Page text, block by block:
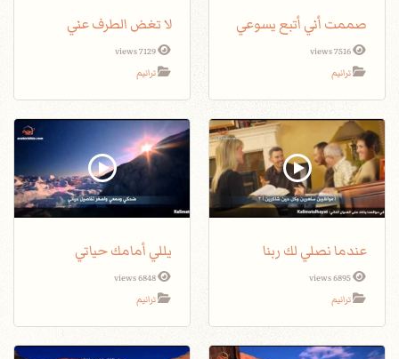
صممت أني أتبع يسوعي
7516 views
ترانيم
لا تغض الطرف عني
7129 views
ترانيم
عندما نصلي لك ربنا
6895 views
ترانيم
يللي أمامك حياتي
6848 views
ترانيم